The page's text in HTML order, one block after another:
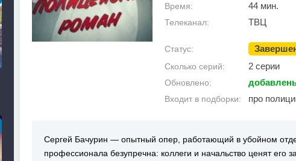
Время: 44 мин.
Телеканал: ТВЦ
Статус:
Сколько серий: 2 серии
Обновлено:
Входит в подборки: про
Сергей Бачурин — опытный опер, работающий в убойном
профессионала безупречна: коллеги и начальство ценят его